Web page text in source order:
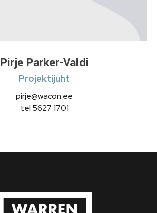
Pirje Parker-Valdi
Projektijuht
pirje@wacon.ee
tel 5627 1701